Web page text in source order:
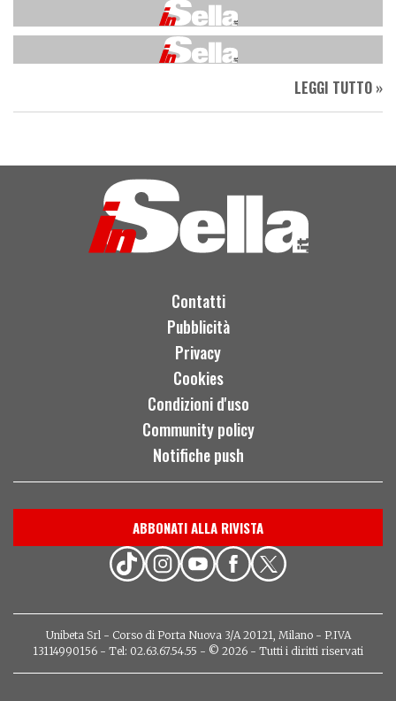
LEGGI TUTTO »
Contatti
Pubblicità
Privacy
Cookies
Condizioni d'uso
Community policy
Notifiche push
ABBONATI ALLA RIVISTA
Unibeta Srl - Corso di Porta Nuova 3/A 20121, Milano - P.IVA
13114990156 - Tel: 02.63.67.54.55 - © 2026 - Tutti i diritti riservati